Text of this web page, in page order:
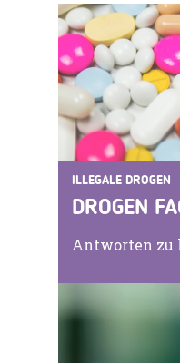
ILLEGALE DROGEN
DROGEN
Antworten zu